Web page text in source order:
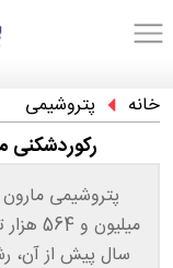
خانه پتروشیمی
رکوردشکنی مارون
پتروشیمی